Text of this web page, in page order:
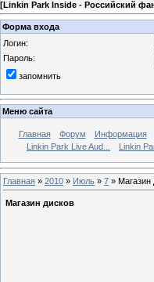
[Linkin Park Inside - Российский
Форма входа
Логин:
Пароль:
запомнить
Меню сайта
Главная Форум Информация
Linkin Park Live Aud...
Linkin
Главная » 2010 » Июль » 7 » Магазин
Магазин дисков